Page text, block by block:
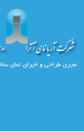
مجری طراحی و اجرای نمای